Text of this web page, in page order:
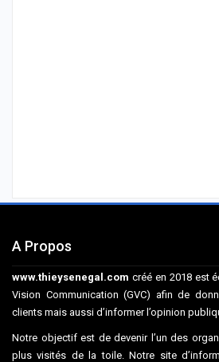
A Propos
www.thieysenegal.com créé en 2018 est
Vision Communication (GVC) afin de
clients mais aussi d’informer l’opinion
Notre objectif est de devenir l’un des
plus visités de la toile. Notre site